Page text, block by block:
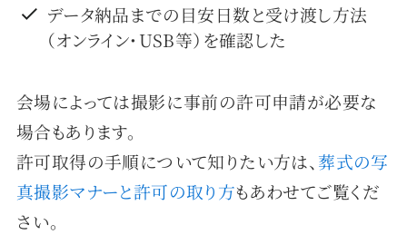
データ納品までの目安日数と受け渡し方法
（オンライン・USB等）を確認した
会場によっては撮影に事前の許可申請が必要な
場合もあります。
許可取得の手順について知りたい方は、 葬式の写
真撮影マナーと許可の取り方もあわせてご覧くだ
さい。